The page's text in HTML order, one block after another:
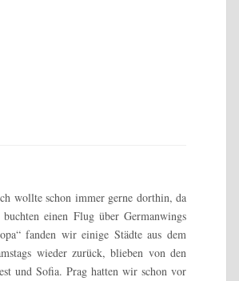
wollte schon immer gerne dorthin, da
einen Flug über Germanwings
fanden wir einige Städte aus dem
wieder zurück, blieben von den
und Sofia. Prag hatten wir schon vor